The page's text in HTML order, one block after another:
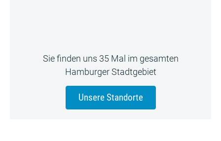
Sie finden uns 35 Mal im gesamten
Hamburger Stadtgebiet
Unsere Standorte